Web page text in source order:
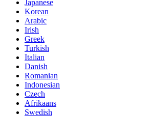
Japanese
Korean
Arabic
Irish
Greek
Turkish
Italian
Danish
Romanian
Indonesian
Czech
Afrikaans
Swedish